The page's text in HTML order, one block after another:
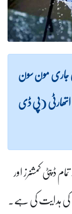
جاری مون سون
(پی ڈی
کمشنرز اور
کی ہدایت کی ہے۔